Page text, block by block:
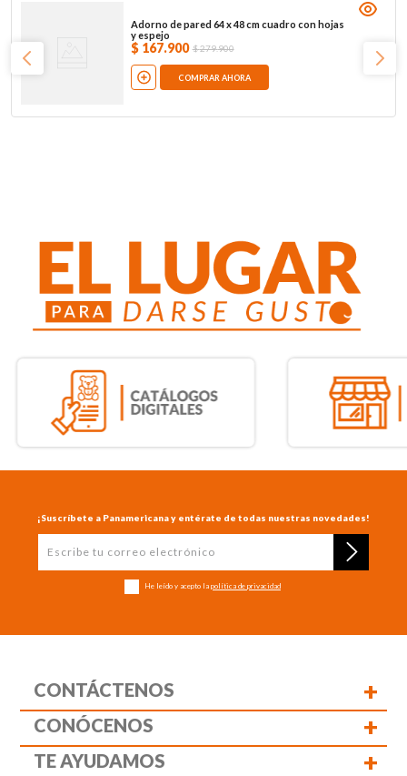
Adorno de pared 64 x 48 cm cuadro con hojas
y espejo
$ 167.900 $279.900
COMPRAR AHORA
¡Suscríbete a Panamericana y entérate de todas nuestras novedades!
He leído y acepto la política de privacidad
CONTÁCTENOS +
CONÓCENOS +
TE AYUDAMOS +